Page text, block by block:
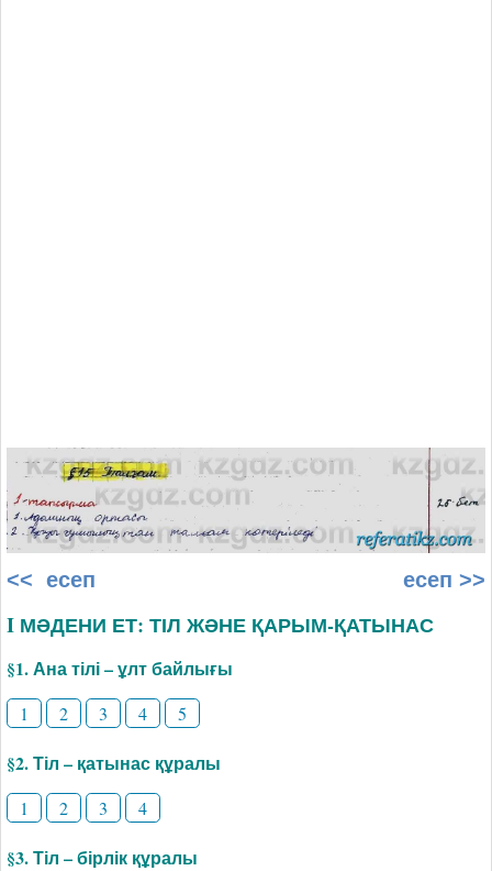
<< есеп есеп >>
I МӘДЕНИ ЕТ: ТІЛ ЖӘНЕ ҚАРЫМ-ҚАТЫНАС
§1. Ана тілі – ұлт байлығы
1 2 3 4 5
§2. Тіл – қатынас құралы
1 2 3 4
§3. Тіл – бірлік құралы